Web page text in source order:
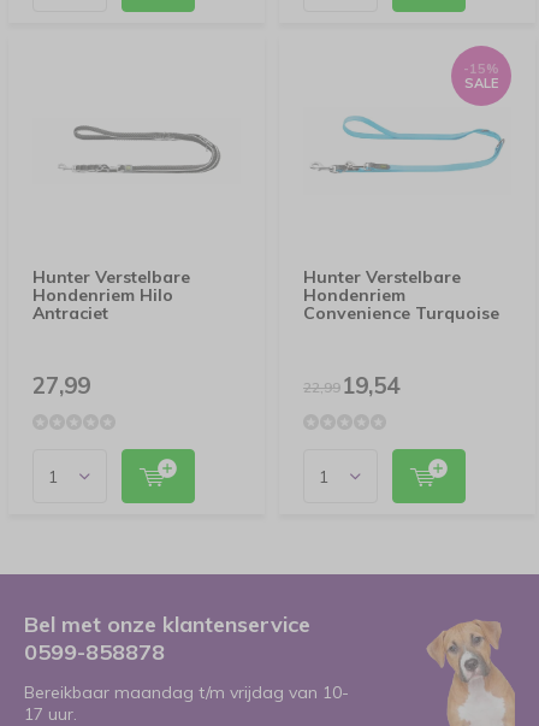
Hunter Verstelbare
Hondenriem Hilo
Antraciet
27,99
Hunter Verstelbare
Hondenriem
Convenience Turquoise
-15%
SALE
22,9919,54
Bel met onze klantenservice
0599-858878
Bereikbaar maandag t/m vrijdag van 10-
17 uur.